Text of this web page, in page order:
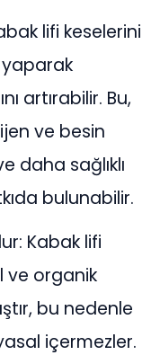
lifi keselerini
artırabilir. Bu,
ve besin
daha sağlıklı
bulunabilir.
Kabak lifi
ve organik
bu nedenle
içermezler.